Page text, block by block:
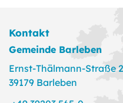
Kontakt
Gemeinde Barleben
Ernst-Thälmann-Straße
39179 Barleben